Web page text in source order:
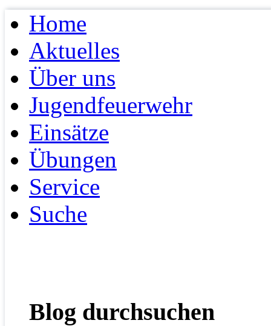
Home
Aktuelles
Über uns
Jugendfeuerwehr
Einsätze
Übungen
Service
Suche
Blog durchsuchen